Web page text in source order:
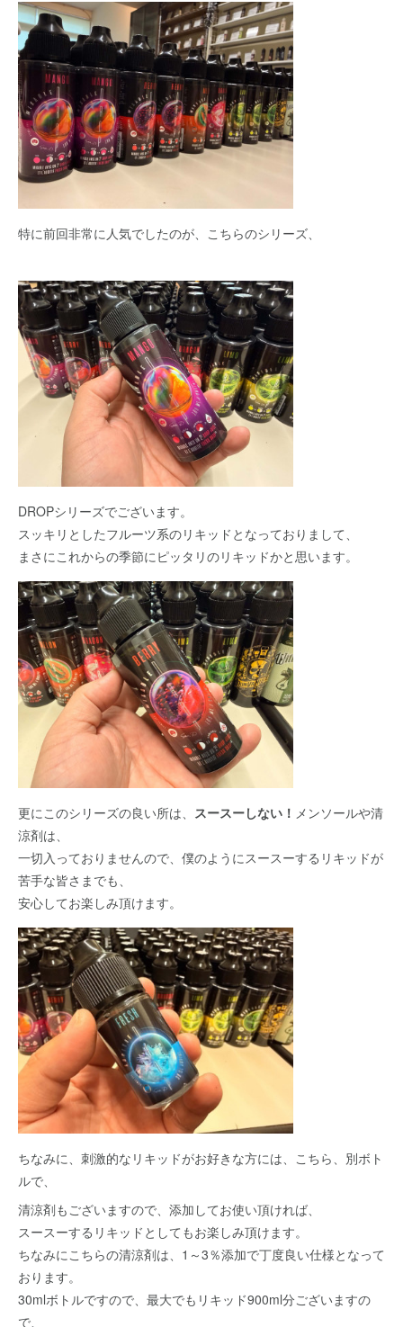
特に前回非常に人気でしたのが、こちらのシリーズ、
DROPシリーズでございます。
スッキリとしたフルーツ系のリキッドとなっておりまして、
まさにこれからの季節にピッタリのリキッドかと思います。
更にこのシリーズの良い所は、 スースーしない！ メンソールや清
涼剤は、
一切入っておりませんので、僕のようにスースーするリキッドが
苦手な皆さまでも、
安心してお楽しみ頂けます。
ちなみに、刺激的なリキッドがお好きな方には、こちら、別ボト
ルで、
清涼剤もございますので、添加してお使い頂ければ、
スースーするリキッドとしてもお楽しみ頂けます。
ちなみにこちらの清涼剤は、1～3％添加で丁度良い仕様となって
おります。
30mlボトルですので、最大でもリキッド900ml分ございますの
で、